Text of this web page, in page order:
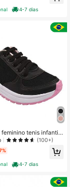
4-7 dias
tenis infantil
jogging casual conf
(100+)
4-7 dias